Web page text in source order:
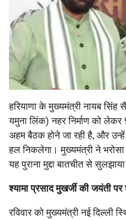
हरियाणा के मुख्यमंत्री नायब
यमुना लिंक) नहर निर्माण को
अहम बैठक होने जा रही है, और
हल निकलेगा। मुख्यमंत्री ने
यह पुराना मुद्दा बातचीत से
श्यामा प्रसाद मुखर्जी की जयंती पर
रविवार को मुख्यमंत्री नई दिल्ली